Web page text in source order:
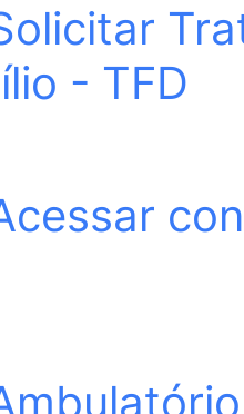
- TFD